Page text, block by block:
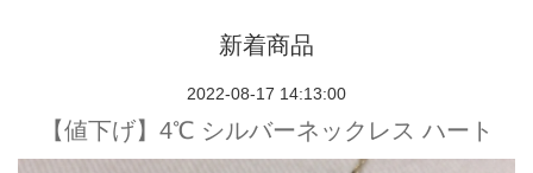
新着商品
2022-08-17 14:13:00
【値下げ】4℃ シルバーネックレス ハート